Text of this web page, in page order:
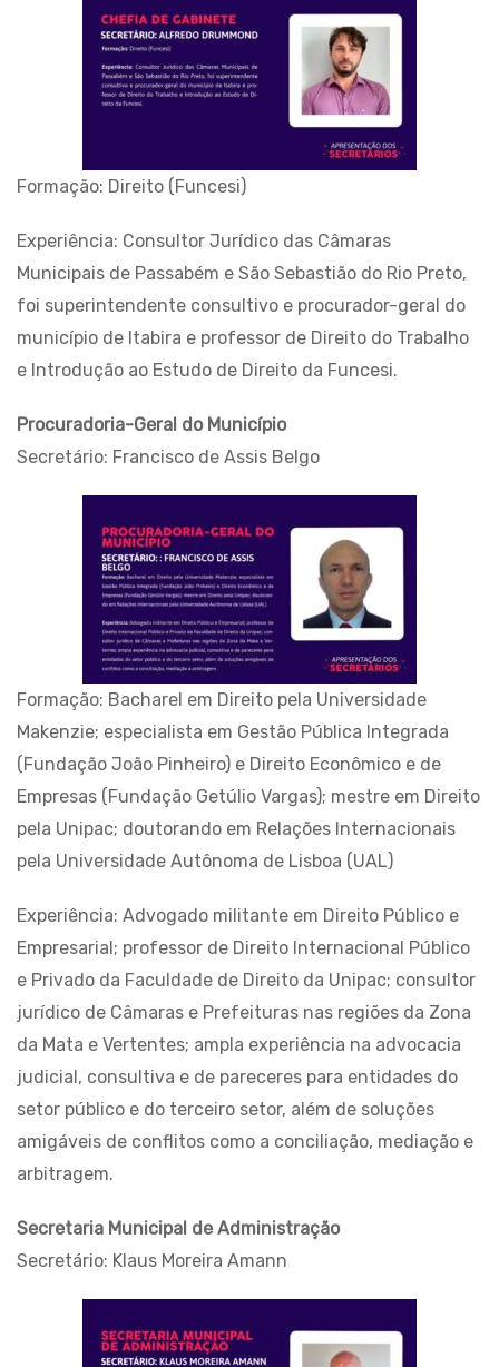
Formação: Direito (Funcesi)
Experiência: Consultor Jurídico das Câmaras
Municipais de Passabém e São Sebastião do Rio Preto,
foi superintendente consultivo e procurador-geral do
município de Itabira e professor de Direito do Trabalho
e Introdução ao Estudo de Direito da Funcesi.
Procuradoria-Geral do Município
Secretário: Francisco de Assis Belgo
Formação: Bacharel em Direito pela Universidade
Makenzie; especialista em Gestão Pública Integrada
(Fundação João Pinheiro) e Direito Econômico e de
Empresas (Fundação Getúlio Vargas); mestre em Direito
pela Unipac; doutorando em Relações Internacionais
pela Universidade Autônoma de Lisboa (UAL)
Experiência: Advogado militante em Direito Público e
Empresarial; professor de Direito Internacional Público
e Privado da Faculdade de Direito da Unipac; consultor
jurídico de Câmaras e Prefeituras nas regiões da Zona
da Mata e Vertentes; ampla experiência na advocacia
judicial, consultiva e de pareceres para entidades do
setor público e do terceiro setor, além de soluções
amigáveis de conflitos como a conciliação, mediação e
arbitragem.
Secretaria Municipal de Administração
Secretário: Klaus Moreira Amann